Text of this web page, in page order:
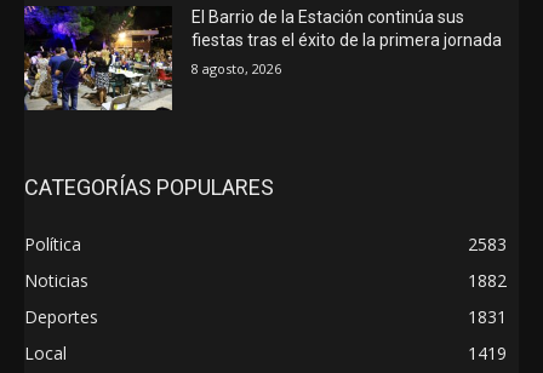
El Barrio de la Estación continúa sus
fiestas tras el éxito de la primera jornada
8 agosto, 2026
CATEGORÍAS POPULARES
Política
2583
Noticias
1882
Deportes
1831
Local
1419